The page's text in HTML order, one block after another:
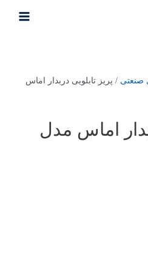
صنعتی / پريز تابلویی دربدار اماس
اماس مدل